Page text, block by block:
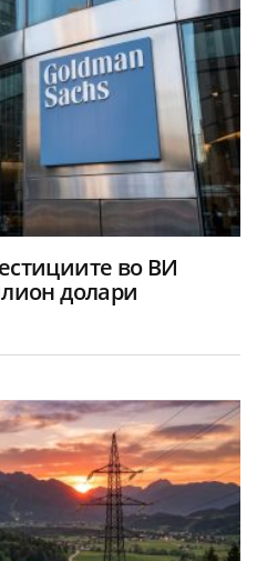
во ВИ
долари